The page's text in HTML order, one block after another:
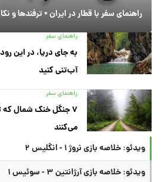
راهنمای سفر با قطار در ایران + ترفندها و
راهنمای سفر
به جای دریا، در این
آب‌تنی کنید
راهنمای سفر
۷ جنگل خنک شمال که
می‌کنند
ویدئو: خلاصه بازی نروژ ۱ - انگلیس ۲
ویدئو: خلاصه بازی آرژانتین ۳ - سوئیس ۱